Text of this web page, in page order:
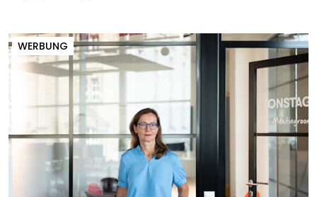
WERBUNG